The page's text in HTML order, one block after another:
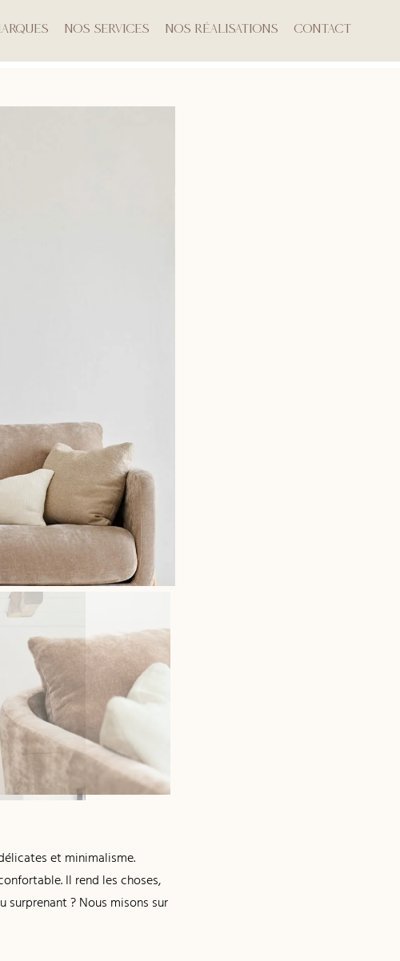
Nos Services Nos Réalisations Contact
et minimalisme.
Il rend les choses,
? Nous misons sur